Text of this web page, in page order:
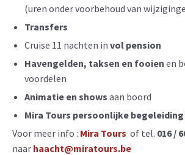
(uren onder voorbehoud van
Transfers
Cruise 11 nachten in vol pension
Havengelden, taksen en fooien en
voordelen
Animatie en shows aan boord
Mira Tours persoonlijke begeleiding
Voor meer info : Mira Tours of tel. 016 /
naar haacht@miratours.be